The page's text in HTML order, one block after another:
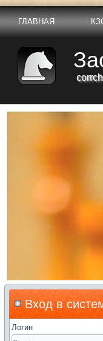
ГЛАВНАЯ
Вход в
Логин